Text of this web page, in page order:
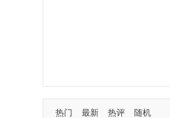
热门 最新 热评 随机